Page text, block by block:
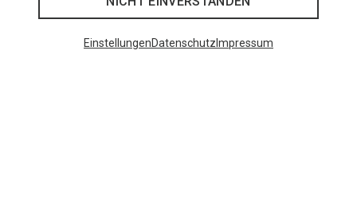
EinstellungenDatenschutz Impressum